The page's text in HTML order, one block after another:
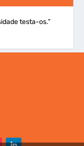
testa-os.”